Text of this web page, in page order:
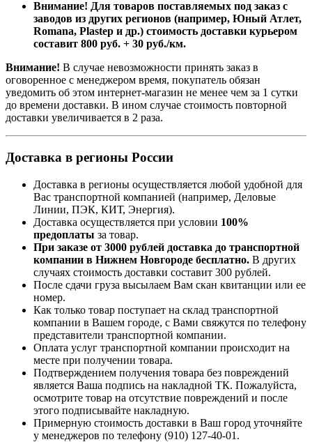
Внимание! Для товаров поставляемых под заказ с
заводов из других регионов (например, Юный Атлет,
Romana, Plastep и др.) стоимость доставки курьером
составит 800 руб. + 30 руб./км.
Внимание! В случае невозможности принять заказ в
оговоренное с менеджером время, покупатель обязан
уведомить об этом интернет-магазин не менее чем за 1 сутки
до времени доставки. В ином случае стоимость повторной
доставки увеличивается в 2 раза.
Доставка в регионы России
Доставка в регионы осуществляется любой удобной для
Вас транспортной компанией (например, Деловые
Линии, ПЭК, КИТ, Энергия).
Доставка осуществляется при условии 100%
предоплаты за товар.
При заказе от 3000 рублей доставка до транспортной
компании в Нижнем Новгороде бесплатно. В других
случаях стоимость доставки составит 300 рублей.
После сдачи груза высылаем Вам скан квитанции или ее
номер.
Как только товар поступает на склад транспортной
компании в Вашем городе, с Вами свяжутся по телефону
представители транспортной компании.
Оплата услуг транспортной компании происходит на
месте при получении товара.
Подтверждением получения товара без повреждений
является Ваша подпись на накладной ТК. Пожалуйста,
осмотрите товар на отсутствие повреждений и после
этого подписывайте накладную.
Примерную стоимость доставки в Ваш город уточняйте
у менеджеров по телефону (910) 127-40-01 .